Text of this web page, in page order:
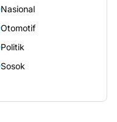
Nasional
Otomotif
Politik
Sosok